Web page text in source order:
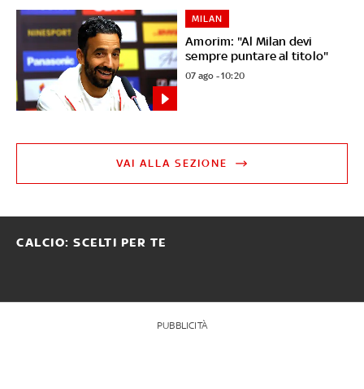
Amorim: "Al Milan devi
sempre puntare al titolo"
MILAN
07 ago - 10:20
VAI ALLA SEZIONE
CALCIO: SCELTI PER TE
PUBBLICITÀ